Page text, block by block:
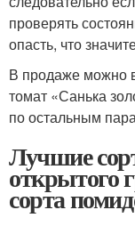
проверять
опасть, что
В продаже можно
томат «Санька
по остальным
Лучшие
открытого
сорта